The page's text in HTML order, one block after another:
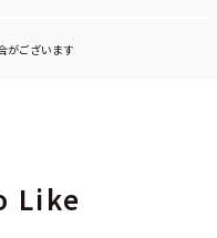
がございます
Like